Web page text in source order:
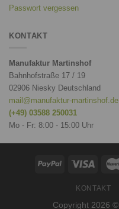
Passwort vergessen
KONTAKT
Manufaktur Martinshof
Bahnhofstraße 17 / 19
02906 Niesky Deutschland
mail@manufaktur-martinshof.de
(+49) 03588 250031
Mo - Fr: 8:00 - 15:00 Uhr
KONTAKT
Copyright 2026 ©